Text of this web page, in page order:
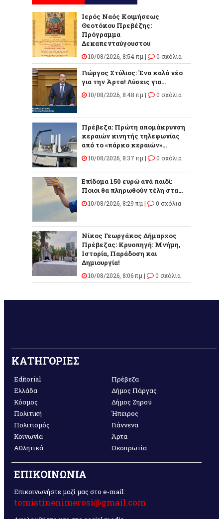
Ιερός Ναός Κοιμήσεως
Θεοτόκου Πρεβέζης:
Πρόγραμμα
Δεκαπενταύγουστου
10/08/2026, 8:54 πμ | 0 σχόλια
Γιώργος Στύλιος: Ένα καλό νέο
για την Άρτα! Λύσεις για...
10/08/2026, 8:48 πμ | 0 σχόλια
Πρέβεζα: Πρώτη απομάκρυνση
κεραιών κινητής τηλεφωνίας
από το «πάρκο κεραιών»...
10/08/2026, 8:37 πμ | 0 σχόλια
Επίδομα 150 ευρώ ανά παιδί:
Ποιοι θα πληρωθούν τέλη στα...
10/08/2026, 8:29 πμ | 0 σχόλια
Νίκος Γεωργάκος Δήμαρχος
Πρέβεζας: Κρυοπηγή: Μνήμη,
Ιστορία, Παράδοση και
Δημιουργία!
10/08/2026, 8:06 πμ | 0 σχόλια
ΚΑΤΗΓΟΡΙΕΣ
Editorial
Ελλάδα
Κόσμος
Πολιτική
Πολιτισμός
Κοινωνία
Αθλητικά
Πρέβεζα
Δήμος Πάργας
Δήμος Ζηρού
Ήπειρος
Γιάννενα
Άρτα
Θεσπρωτία
ΕΠΙΚΟΙΝΩΝΙΑ
Επικοινωνήστε μαζί μας στο e-mail:
tomistinenimerosi@gmail.com